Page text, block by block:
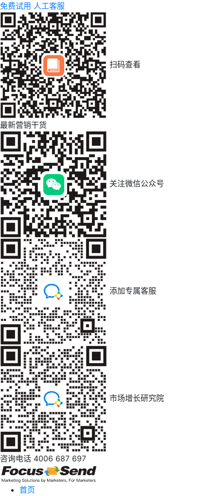
免费试用 人工客服
扫码查看
最新营销干货
关注微信公众号
添加专属客服
市场增长研究院
咨询电话 4006 687 697
首页